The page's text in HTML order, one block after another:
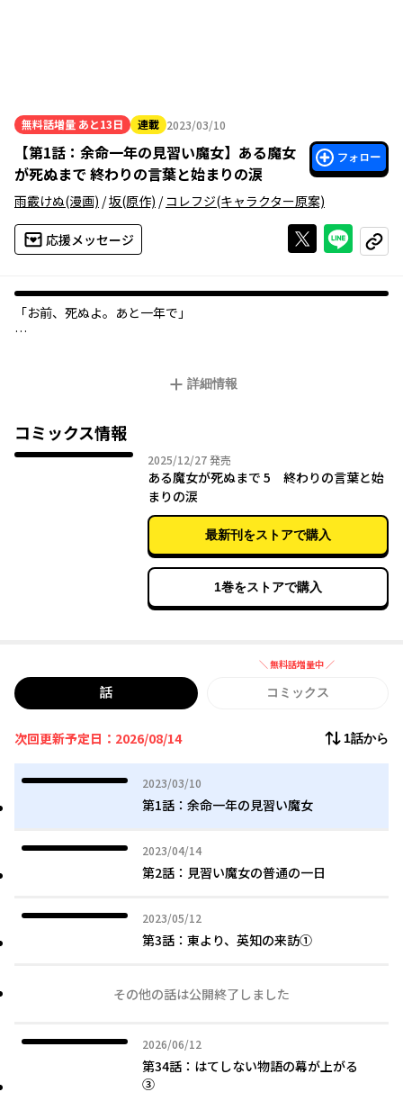
無料話増量 あと13日 連載 2023/03/10
2023年03月10日
【第1話：余命一年の見習い魔女】 ある魔女
が死ぬまで 終わりの言葉と始まりの涙
フォロー
雨霰けぬ(漫画) /坂(原作) /コレフジ(キャラクター原案)
応援メッセージ Xで投稿する
ライン
コピー
「お前、死ぬよ。あと一年で」
《死の宣告》の呪いを解除するためには、人間の《嬉し涙》を集
元気で猪突猛進たまに不真面目な見習い魔女メグは、人々に喜び
をもたらして死の運命を回避できるのか…！？
これは、余命一年を宣告された未熟な魔女が起こす、やさしい奇
詳細情報
コミックス情報
2025/12/272025年12月27日
発売
ある魔女が死ぬまで 5 終わりの言葉と始
まりの涙
最新刊をストアで購入
1巻をストアで購入
＼ 無料話増量中 ／
話 無料話増量中
コミックス
次回更新予定日：2026/08/14 1話から
2023/03/10
2023年03月10日
第1話：余命一年の見習い魔女
2023/04/14
2023年04月14日
第2話：見習い魔女の普通の一日
2023/05/12
2023年05月12日
第3話：東より、英知の来訪①
その他の話は公開終了しました
2026/06/12
2026年06月12日
第34話：はてしない物語の幕が上がる
③